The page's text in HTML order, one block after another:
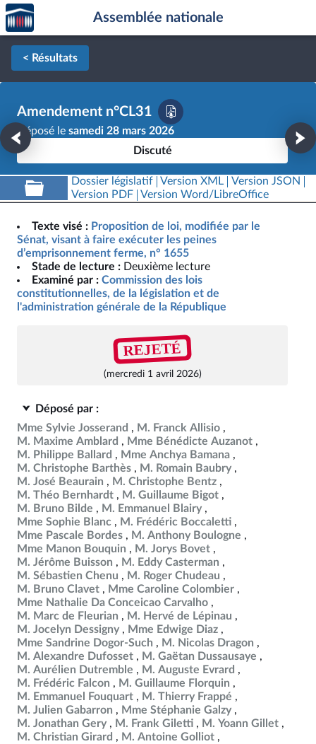
Aller au contenu
Aller en bas de la page
Accèder
à la
page
d'accueil
Assemblée nationale
< Résultats
Amendement n°CL31
Déposé le samedi 28 mars 2026
Discuté
Dossier législatif Version XML
Version JSON
Version PDF
Version Word/LibreOffice
Texte visé : Proposition de loi, modifiée par le
Sénat, visant à faire exécuter les peines
d’emprisonnement ferme, n° 1655
Stade de lecture : Deuxième lecture
Examiné par : Commission des lois
constitutionnelles, de la législation et de
l'administration générale de la République
REJETÉ
(mercredi 1 avril 2026)
Déposé par :
Mme Sylvie Josserand
M. Franck Allisio
M. Maxime Amblard
Mme Bénédicte Auzanot
M. Philippe Ballard
Mme Anchya Bamana
M. Christophe Barthès
M. Romain Baubry
M. José Beaurain
M. Christophe Bentz
M. Théo Bernhardt
M. Guillaume Bigot
M. Bruno Bilde
M. Emmanuel Blairy
Mme Sophie Blanc
M. Frédéric Boccaletti
Mme Pascale Bordes
M. Anthony Boulogne
Mme Manon Bouquin
M. Jorys Bovet
M. Jérôme Buisson
M. Eddy Casterman
M. Sébastien Chenu
M. Roger Chudeau
M. Bruno Clavet
Mme Caroline Colombier
Mme Nathalie Da Conceicao Carvalho
M. Marc de Fleurian
M. Hervé de Lépinau
M. Jocelyn Dessigny
Mme Edwige Diaz
Mme Sandrine Dogor-Such
M. Nicolas Dragon
M. Alexandre Dufosset
M. Gaëtan Dussausaye
M. Aurélien Dutremble
M. Auguste Evrard
M. Frédéric Falcon
M. Guillaume Florquin
M. Emmanuel Fouquart
M. Thierry Frappé
M. Julien Gabarron
Mme Stéphanie Galzy
M. Jonathan Gery
M. Frank Giletti
M. Yoann Gillet
M. Christian Girard
M. Antoine Golliot